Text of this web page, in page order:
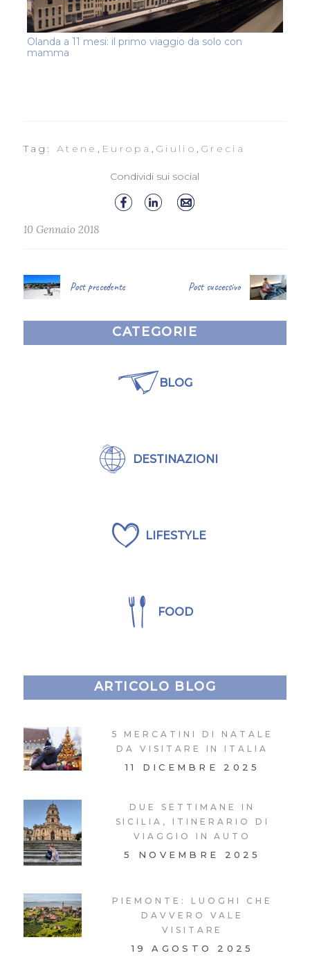
Olanda a 11 mesi: il primo viaggio da solo con
mamma
Tag: Atene Europa Giulio Grecia
Condividi sui social
10 Gennaio 2018
Post precedente Post successivo
CATEGORIE
BLOG
DESTINAZIONI
LIFESTYLE
FOOD
ARTICOLO BLOG
5 MERCATINI DI NATALE
DA VISITARE IN ITALIA
11 DICEMBRE 2025
DUE SETTIMANE IN
SICILIA, ITINERARIO DI
VIAGGIO IN AUTO
5 NOVEMBRE 2025
PIEMONTE: LUOGHI CHE
DAVVERO VALE
VISITARE
19 AGOSTO 2025